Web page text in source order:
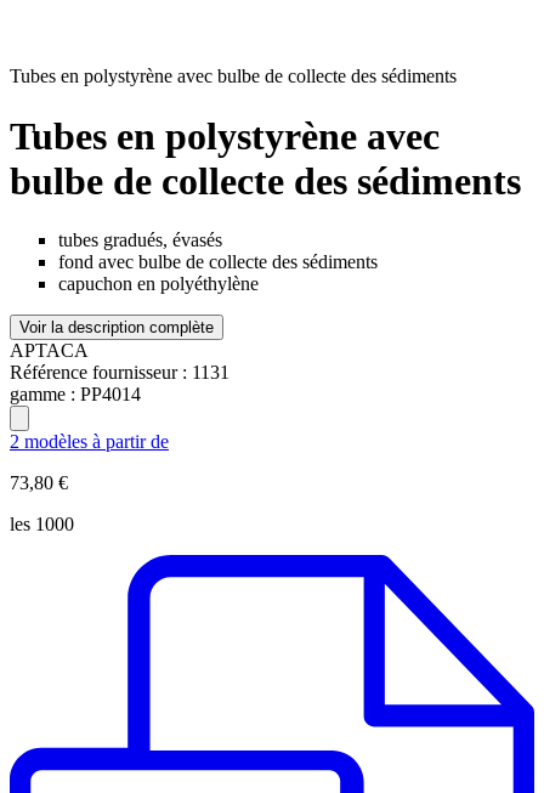
Tubes en polystyrène avec bulbe de collecte des sédiments
Tubes en polystyrène avec
bulbe de collecte des sédiments
tubes gradués, évasés
fond avec bulbe de collecte des sédiments
capuchon en polyéthylène
Voir la description complète
APTACA
Référence fournisseur : 1131
gamme : PP4014
2 modèles à partir de
73,80 €
les 1000